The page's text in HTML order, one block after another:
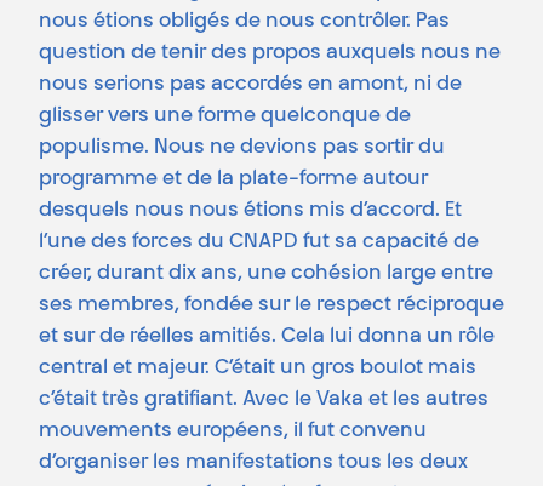
nous étions obligés de nous contrôler. Pas
question de tenir des propos auxquels nous ne
nous serions pas accordés en amont, ni de
glisser vers une forme quelconque de
populisme. Nous ne devions pas sortir du
programme et de la plate-forme autour
desquels nous nous étions mis d’accord. Et
l’une des forces du CNAPD fut sa capacité de
créer, durant dix ans, une cohésion large entre
ses membres, fondée sur le respect réciproque
et sur de réelles amitiés. Cela lui donna un rôle
central et majeur. C’était un gros boulot mais
c’était très gratifiant. Avec le Vaka et les autres
mouvements européens, il fut convenu
d’organiser les manifestations tous les deux